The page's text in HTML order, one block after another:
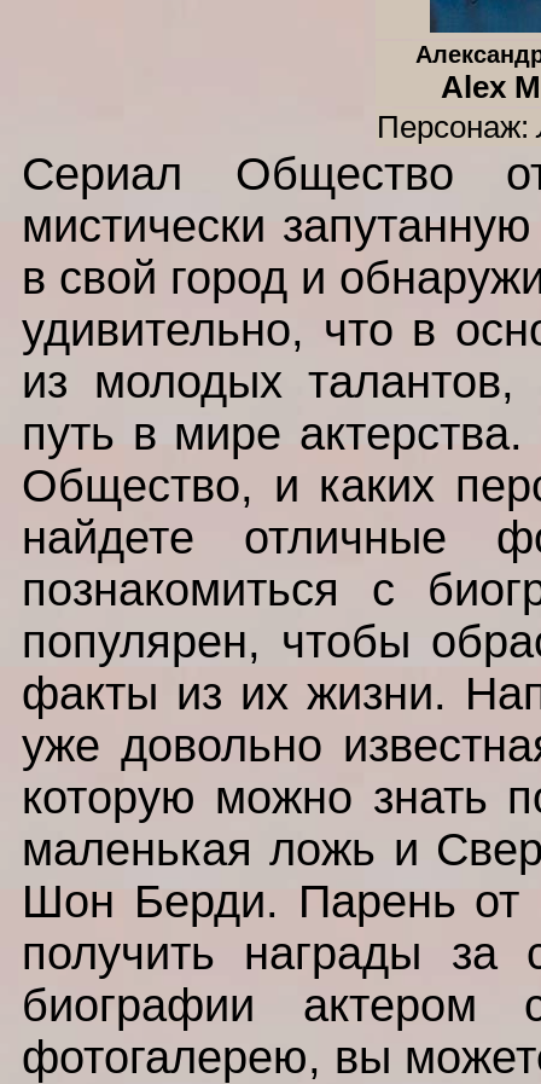
Alex
Персонаж:
Сериал Общество
мистически
в свой город и
удивительно, что в
из молодых талантов,
путь в мире
Общество, и каких
найдете отличные
познакомиться с
популярен, чтобы
факты из их жизни.
уже довольно
которую можно знать
маленькая ложь и
Шон Берди. Парень от
получить награды за
биографии актером
фотогалерею, вы